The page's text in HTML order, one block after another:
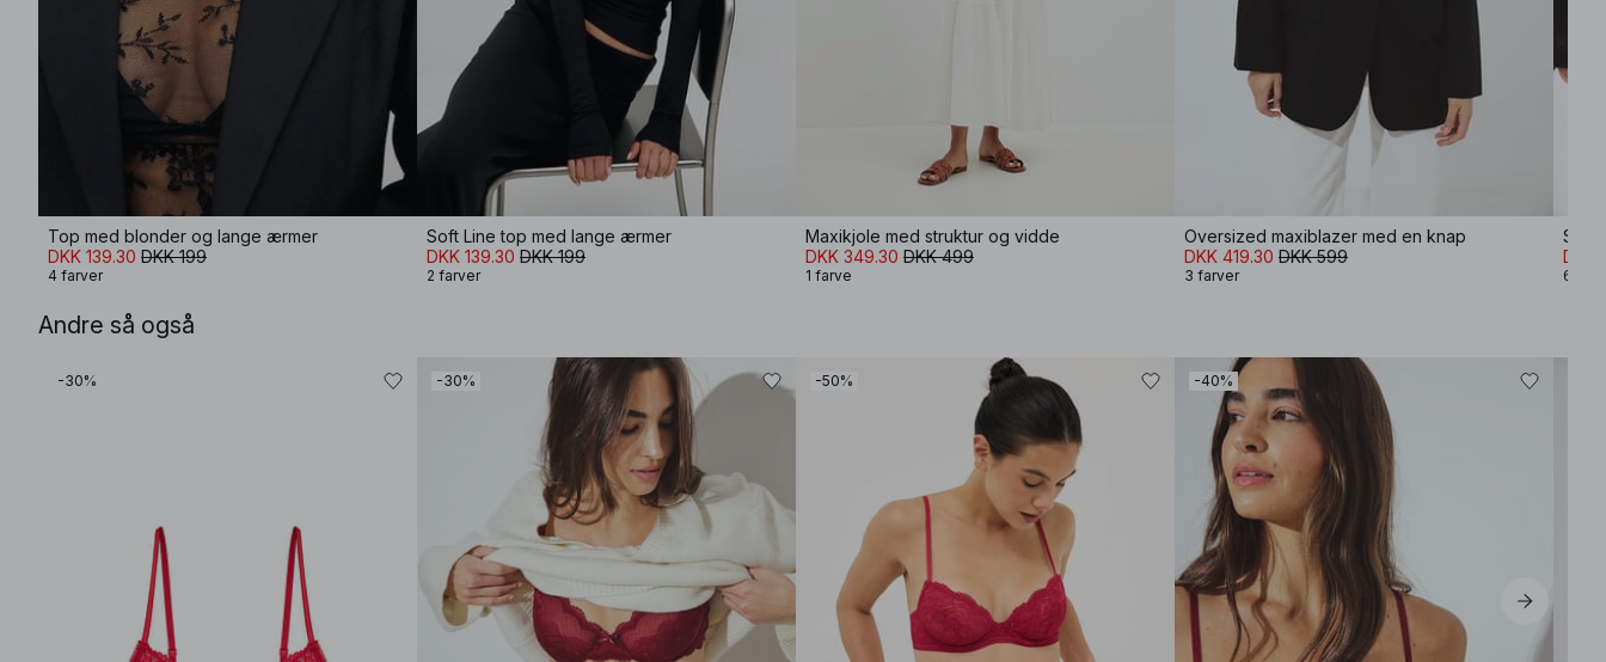
Top med blonder og lange ærmer
DKK 139.30 DKK 199
4 farver
Soft Line top med lange ærmer
DKK 139.30 DKK 199
2 farver
Maxikjole med struktur og vidde
DKK 349.30 DKK 499
1 farve
Oversized maxiblazer med en knap
DKK 419.30 DKK 599
3 farver
Soft
DKK
6
Andre så også
-30% -30% -50% -40%